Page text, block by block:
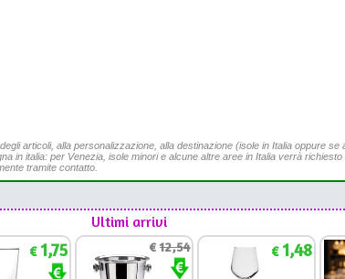
articoli, alla personalizzazione, alla destinazione (isole in Italia oppure se
in italia: per Venezia, isole minori e alcune altre aree in Italia verrà
tramite contatto.
Ultimi arrivi
€1,75 €12,54 €1,48